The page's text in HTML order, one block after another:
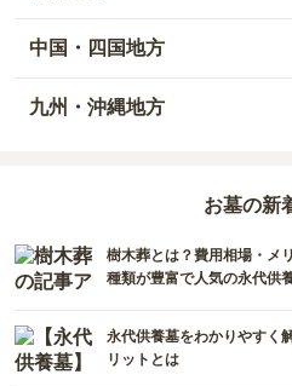
宮城県
静岡県
石川県
福井県
長野県
大阪府
兵庫県
奈良県
中国・四国地方
岡山県
島根県
香川県
九州・沖縄地方
宮崎県
佐賀県
お墓の新
樹木葬とは？費用相場・メ
種類が豊富で人気の永代供
永代供養墓をわかりやすく
リットとは